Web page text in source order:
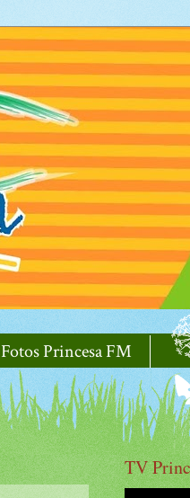
Fotos Princesa FM
TV